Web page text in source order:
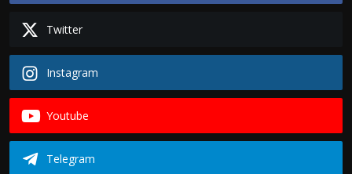
Twitter
Instagram
Youtube
Telegram